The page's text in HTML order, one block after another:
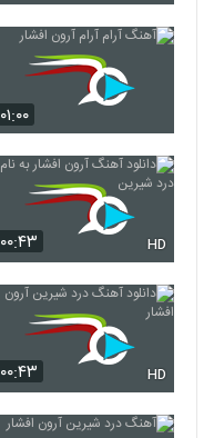
۰۱:۰۰
۰۰:۴۳ HD
۰۰:۴۳ HD